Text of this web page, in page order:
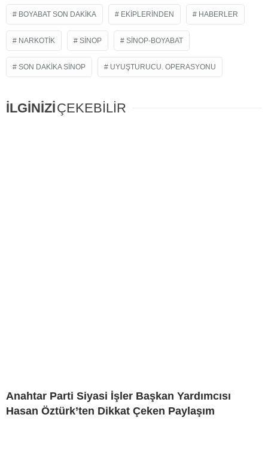
BOYABAT SON DAKIKA EKIPLERINDEN HABERLER
NARKOTIK SINOP SINOP-BOYABAT
SON DAKIKA SINOP UYUŞTURUCU. OPERASYONU
İLGİNİZİÇEKEBİLİR
Anahtar Parti Siyasi İşler Başkan Yardımcısı
Hasan Öztürk’ten Dikkat Çeken Paylaşım